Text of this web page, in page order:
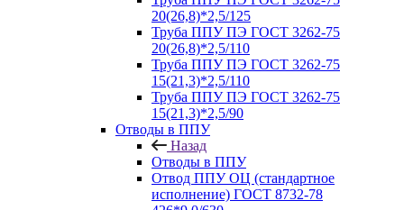
20(26,8)*2,5/125
Труба ППУ ПЭ ГОСТ 3262-75
20(26,8)*2,5/110
Труба ППУ ПЭ ГОСТ 3262-75
15(21,3)*2,5/110
Труба ППУ ПЭ ГОСТ 3262-75
15(21,3)*2,5/90
Отводы в ППУ
Назад
Отводы в ППУ
Отвод ППУ ОЦ (стандартное
исполнение) ГОСТ 8732-78